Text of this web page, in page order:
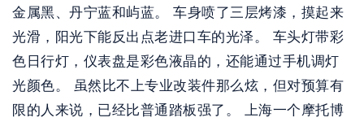
金属黑、丹宁蓝和屿蓝。 车身喷了三层烤漆，摸起来
光滑，阳光下能反出点老进口车的光泽。 车头灯带彩
色日行灯，仪表盘是彩色液晶的，还能通过手机调灯
光颜色。 虽然比不上专业改装件那么炫，但对预算有
限的人来说，已经比普通踏板强了。 上海一个摩托博